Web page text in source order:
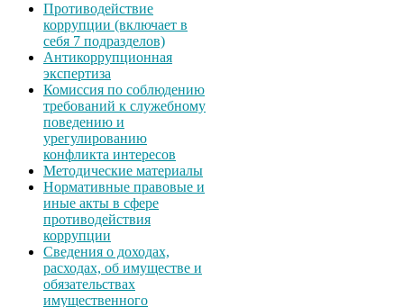
Противодействие
коррупции (включает в
себя 7 подразделов)
Антикоррупционная
экспертиза
Комиссия по соблюдению
требований к служебному
поведению и
урегулированию
конфликта интересов
Методические материалы
Нормативные правовые и
иные акты в сфере
противодействия
коррупции
Сведения о доходах,
расходах, об имуществе и
обязательствах
имущественного